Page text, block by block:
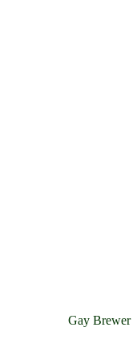
Gay Brewer